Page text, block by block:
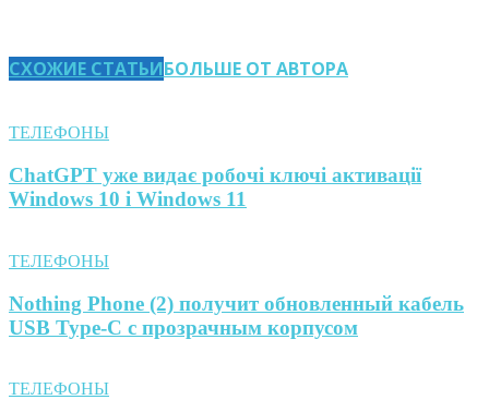
СХОЖИЕ СТАТЬИБОЛЬШЕ ОТ АВТОРА
ТЕЛЕФОНЫ
ChatGPT уже видає робочі ключі активації
Windows 10 і Windows 11
ТЕЛЕФОНЫ
Nothing Phone (2) получит обновленный кабель
USB Type-C с прозрачным корпусом
ТЕЛЕФОНЫ